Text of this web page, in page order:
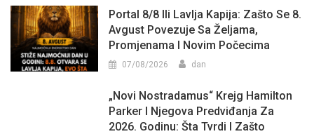
Portal 8/8 Ili Lavlja Kapija: Zašto Se 8.
Avgust Povezuje Sa Željama,
Promjenama I Novim Počecima
07/08/2026 dan
„Novi Nostradamus“ Krejg Hamilton
Parker I Njegova Predviđanja Za
2026. Godinu: Šta Tvrdi I Zašto